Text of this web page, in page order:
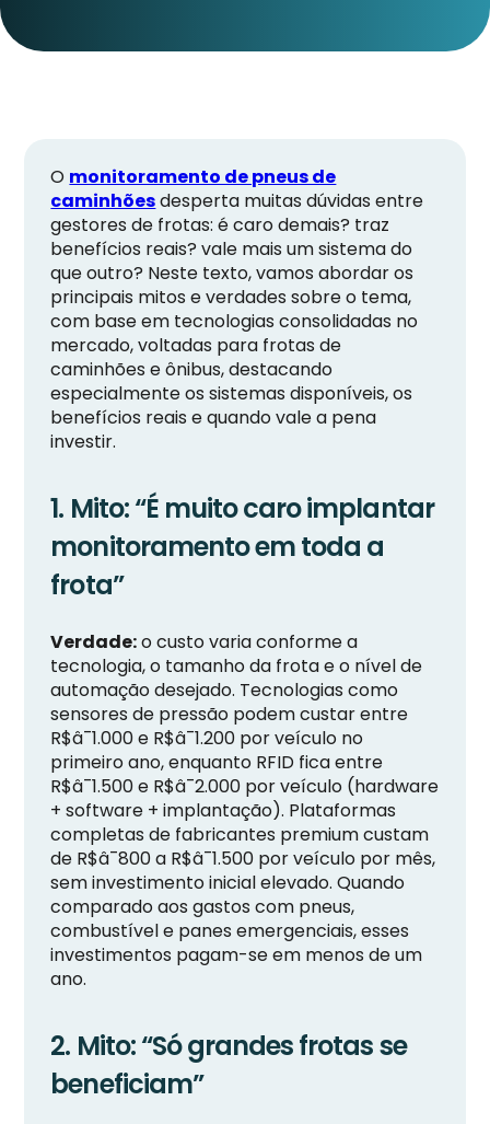
O monitoramento de pneus de
caminhõesdesperta muitas dúvidas entre
gestores de frotas: é caro demais? traz
benefícios reais? vale mais um sistema do
que outro? Neste texto, vamos abordar os
principais mitos e verdades sobre o tema,
com base em tecnologias consolidadas no
mercado, voltadas para frotas de
caminhões e ônibus, destacando
especialmente os sistemas disponíveis, os
benefícios reais e quando vale a pena
investir.
1. Mito: “É muito caro implantar
monitoramento em toda a
frota”
Verdade:o custo varia conforme a
tecnologia, o tamanho da frota e o nível de
automação desejado. Tecnologias como
sensores de pressão podem custar entre
R$â¯1.000 e R$â¯1.200 por veículo no
primeiro ano, enquanto RFID fica entre
R$â¯1.500 e R$â¯2.000 por veículo (hardware
+ software + implantação). Plataformas
completas de fabricantes premium custam
de R$â¯800 a R$â¯1.500 por veículo por mês,
sem investimento inicial elevado. Quando
comparado aos gastos com pneus,
combustível e panes emergenciais, esses
investimentos pagam-se em menos de um
ano.
2. Mito: “Só grandes frotas se
beneficiam”